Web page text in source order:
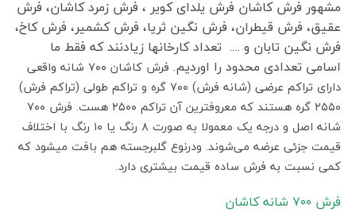
مشهور فرش کاشان فرش یلدای کویر ، فرش زمرد کاشان، فرش
عقیق، فرش قیطران، فرش نگین ثریا، فرش کشمیر، فرش کاخ،
فرش نگین تابان و …. تعداد کارخانها زیادنند که فقط ما
اسامی تعدادی محدود را اوردیم.
فرش کاشان ۷۰۰ شانه واقعی
دارای تراکم عرضی (شانه فرش) ۷۰۰ گره و تراکم طولی (تراکم فرش)
۲۵۵۰ گره هستند که معروفترین آن تراکم ۲۵۰۰ هست. فرش ۷۰۰
شانه اصل و درجه یک معمولا به صورت ۸ رنگ یا ۱۰ رنگ با اختلاف
قیمت جزئی عرضه می‌شوند. ودرنوع گلبرجسته هم بافت میشود که
کمی نسبت به فرش ساده قیمت بیشتری دارد.
فرش ٧٠٠ شانه کاشان